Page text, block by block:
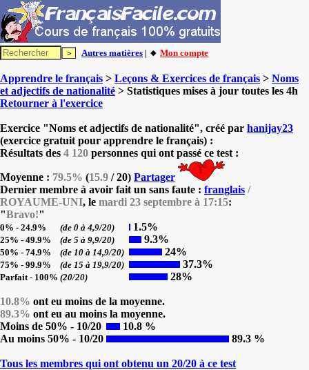
Autres matières | 🔸 Mon compte
Apprendre le français > Leçons & Exercices de français > Noms
et adjectifs de nationalité > Statistiques mises à jour toutes les 4h
Retourner à l'exercice
Exercice "Noms et adjectifs de nationalité", créé par hanijay23
(exercice gratuit pour apprendre le français) :
Résultats des 4 120 personnes qui ont passé ce test :
Moyenne : 79.5% (15.9 / 20) Partager
Dernier membre à avoir fait un sans faute : franglais /
ROYAUME-UNI, le mardi 23 septembre à 17:15:
"Bravo!"
0% - 24.9% (de 0 à 4,9/20) 1.5%
25% - 49.9% (de 5 à 9,9/20) 9.3%
50% - 74.9% (de 10 à 14,9/20) 24%
75% - 99.9% (de 15 à 19,9/20) 37.3%
Parfait - 100% (20/20) 28%
10.8% ont eu moins de la moyenne.
89.3% ont eu au moins la moyenne.
Moins de 50% - 10/20
10.8 %
Au moins 50% - 10/20
89.3 %
Tous les membres qui ont obtenu un 20/20 à ce test